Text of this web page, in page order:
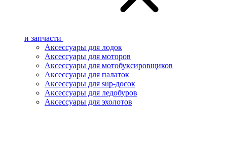
и запчасти
Аксессуары для лодок
Аксессуары для моторов
Аксессуары для мотобуксировщиков
Аксессуары для палаток
Аксессуары для sup-досок
Аксессуары для ледобуров
Аксессуары для эхолотов